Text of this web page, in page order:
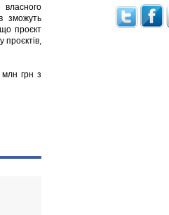
зможуть
проєкт
проєктів,
млн грн з